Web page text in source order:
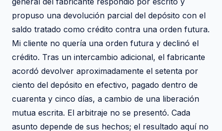
propuso una devolución parcial del depósito con el
saldo tratado como crédito contra una orden futura.
Mi cliente no quería una orden futura y declinó el
crédito. Tras un intercambio adicional, el fabricante
acordó devolver aproximadamente el setenta por
ciento del depósito en efectivo, pagado dentro de
cuarenta y cinco días, a cambio de una liberación
mutua escrita. El arbitraje no se presentó. Cada
asunto depende de sus hechos; el resultado aquí no